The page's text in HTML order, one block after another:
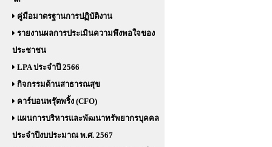
คู่มือมาตรฐานการปฏิบัติงาน
รายงานผลการประเมินความพึงพอใจของ
ประชาชน
LPA ประจำปี 2566
กิจกรรมด้านสาธารณสุข
คาร์บอนพรุ๊ตพริ้ง (CFO)
แผนการบริหารและพัฒนาทรัพยากรบุคคล
ประจำปีงบประมาณ พ.ศ. 2567